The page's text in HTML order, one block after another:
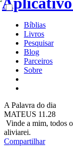
Bíblias
Livros
Pesquisar
Blog
Parceiros
Sobre
A Palavra do dia
MATEUS 11.28
Vinde a mim, todos
aliviarei.
Compartilhar